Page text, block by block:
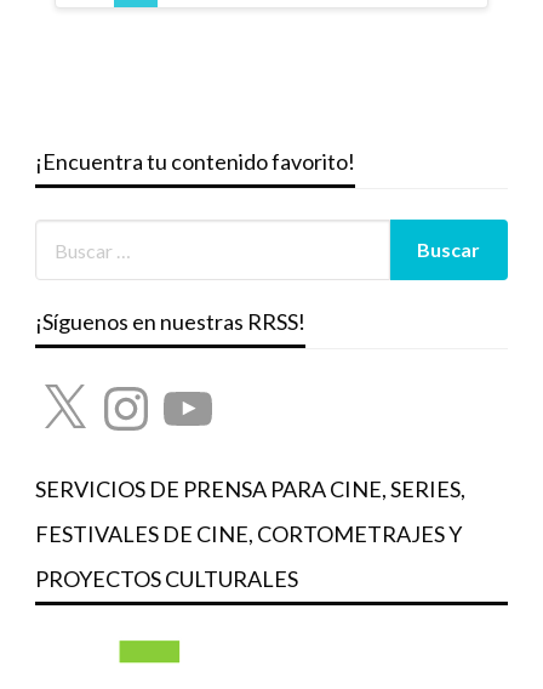
entradas
¡Encuentra tu contenido favorito!
¡Síguenos en nuestras RRSS!
X InstagramYouTube
SERVICIOS DE PRENSA PARA CINE, SERIES,
FESTIVALES DE CINE, CORTOMETRAJES Y
PROYECTOS CULTURALES